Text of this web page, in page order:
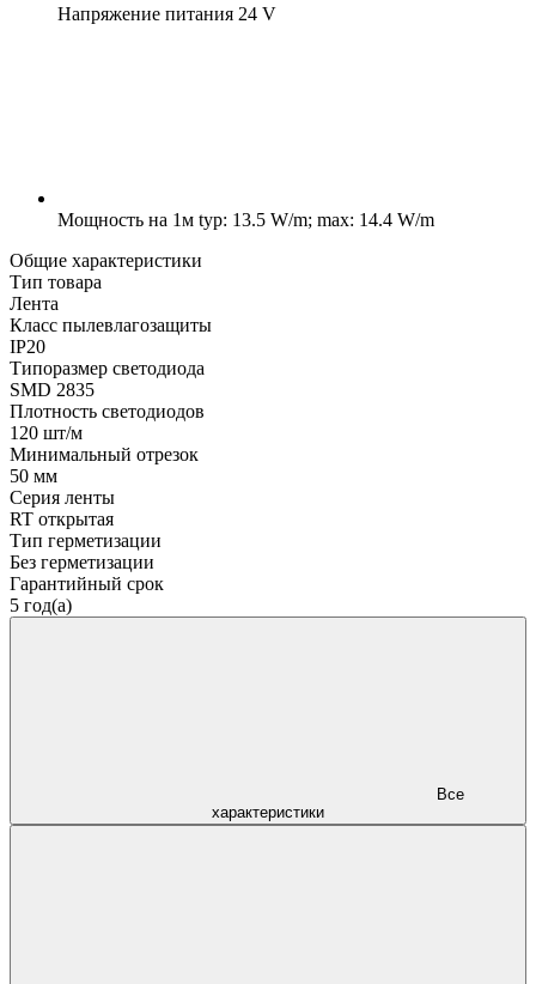
Напряжение питания 24 V
Мощность на 1м typ: 13.5 W/m; max: 14.4 W/m
Общие характеристики
Тип товара
Лента
Класс пылевлагозащиты
IP20
Типоразмер светодиода
SMD 2835
Плотность светодиодов
120 шт/м
Минимальный отрезок
50 мм
Серия ленты
RT открытая
Тип герметизации
Без герметизации
Гарантийный срок
5 год(а)
характеристики